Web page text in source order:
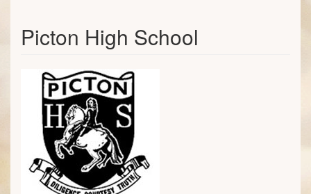
Picton High School